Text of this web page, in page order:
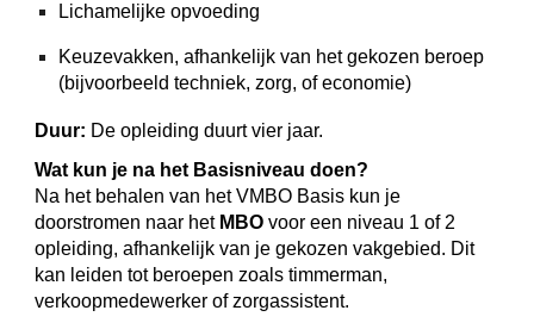
Lichamelijke opvoeding
Keuzevakken, afhankelijk van het gekozen beroep
(bijvoorbeeld techniek, zorg, of economie)
Duur: De opleiding duurt vier jaar.
Wat kun je na het Basisniveau doen?
Na het behalen van het VMBO Basis kun je
doorstromen naar het MBO voor een niveau 1 of 2
opleiding, afhankelijk van je gekozen vakgebied. Dit
kan leiden tot beroepen zoals timmerman,
verkoopmedewerker of zorgassistent.